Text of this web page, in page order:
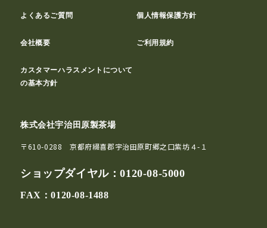
よくあるご質問 個人情報保護方針
会社概要 ご利用規約
カスタマーハラスメントについて
の基本方針
株式会社宇治田原製茶場
〒610-0288 京都府綴喜郡宇治田原町郷之口紫坊４-１
ショップダイヤル：0120-08-5000
FAX：0120-08-1488